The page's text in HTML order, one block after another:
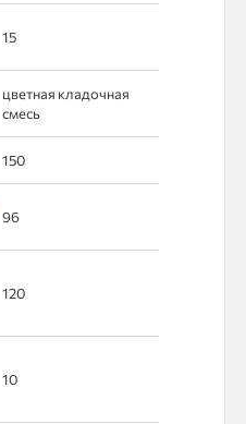
15
цветная кладочная
смесь
150
96
120
10